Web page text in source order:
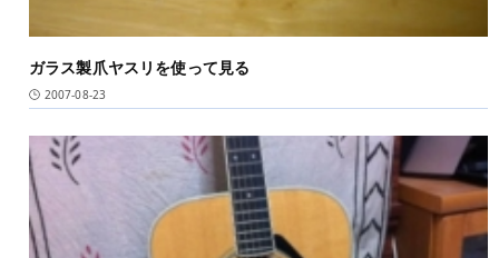
ガラス製爪ヤスリを使って見る
2007-08-23